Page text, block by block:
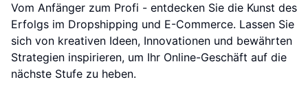
Vom Anfänger zum Profi - entdecken Sie die Kunst des
Erfolgs im Dropshipping und E-Commerce. Lassen Sie
sich von kreativen Ideen, Innovationen und bewährten
Strategien inspirieren, um Ihr Online-Geschäft auf die
nächste Stufe zu heben.